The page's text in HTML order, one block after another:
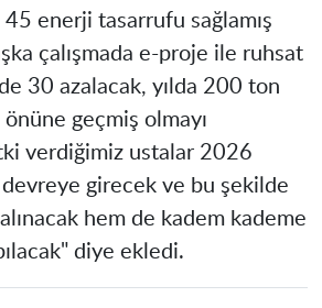
enerji tasarrufu sağlamış
çalışmada e-proje ile ruhsat
30 azalacak, yılda 200 ton
önüne geçmiş olmayı
verdiğimiz ustalar 2026
devreye girecek ve bu şekilde
hem de kadem kademe
diye ekledi.